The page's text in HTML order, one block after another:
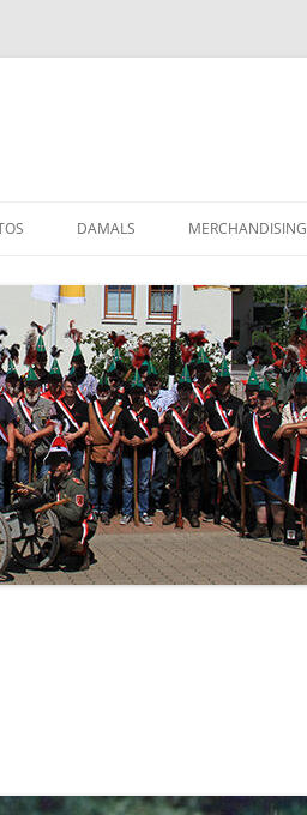
DAMALS MERCHANDISING